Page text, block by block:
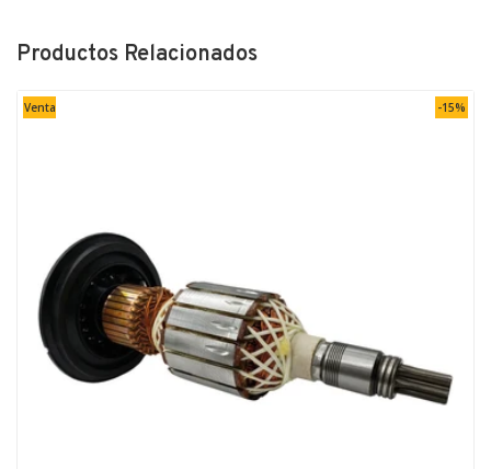
Productos Relacionados
Venta -15%